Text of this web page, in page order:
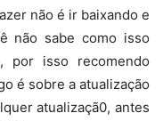
não é ir baixando e
não sabe como isso
por isso recomendo
é sobre a atualização
atualizaçã0, antes